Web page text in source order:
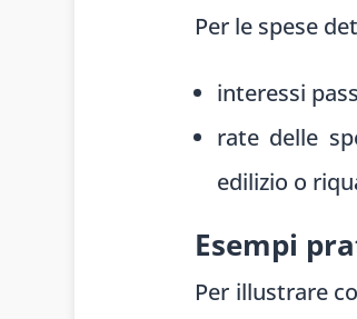
Per le spese
interessi
rate delle
edilizio o
Esempi
Per illustrare